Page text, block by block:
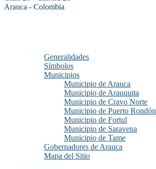
Arauca - Colombia
Generalidades
Símbolos
Municipios
Municipio de Arauca
Municipio de Arauquita
Municipio de Cravo Norte
Municipio de Puerto Rondón
Municipio de Fortul
Municipio de Saravena
Municipio de Tame
Gobernadores de Arauca
Mapa del Sitio